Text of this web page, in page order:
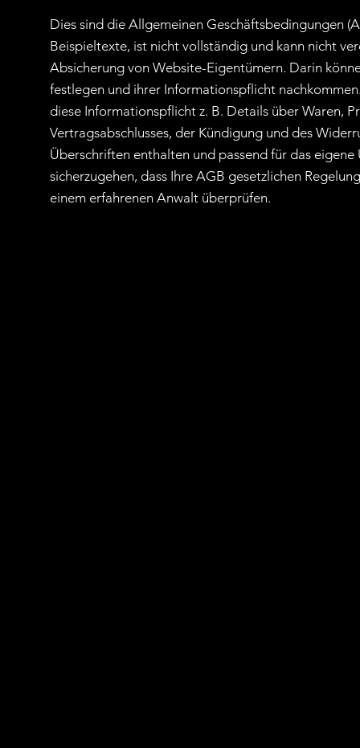
Dies sind die Allgemeinen Geschäftsbedingungen
Beispieltexte, ist nicht vollständig und kann nicht
Absicherung von Website-Eigentümern. Darin
festlegen und ihrer Informationspflicht
diese Informationspflicht z. B. Details über Waren,
Vertragsabschlusses, der Kündigung und des
Überschriften enthalten und passend für das
sicherzugehen, dass Ihre AGB gesetzlichen
einem erfahrenen Anwalt überprüfen.